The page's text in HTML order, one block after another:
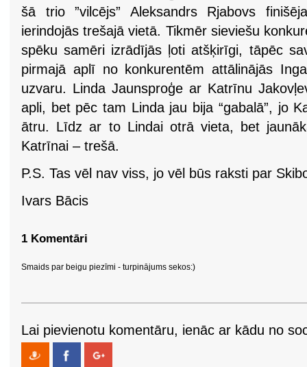
šā trio ”vilcējs” Aleksandrs Rjabovs
ierindojās trešajā vietā. Tikmēr sieviešu
spēku samēri izrādījās ļoti atšķirīgi, tāpēc
pirmajā aplī no konkurentēm attālinājās
uzvaru. Linda Jaunsproģe ar Katrīnu
apli, bet pēc tam Linda jau bija “gabalā”, jo
ātru. Līdz ar to Lindai otrā vieta, bet
Katrīnai – trešā.
P.S. Tas vēl nav viss, jo vēl būs raksti par
Ivars Bācis
1 Komentāri
Smaids par beigu piezīmi - turpinājums sekos:)
Lai pievienotu komentāru, ienāc ar kādu no